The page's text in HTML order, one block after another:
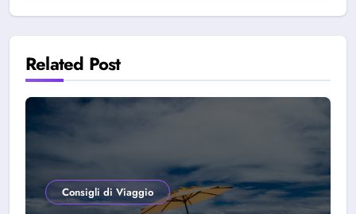
Related Post
Consigli di Viaggio